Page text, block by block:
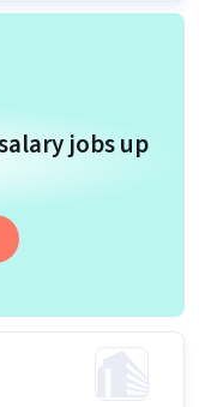
jobs up